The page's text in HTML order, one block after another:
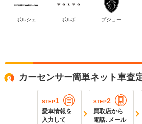
ポルシェ ボルボ プジョー
カーセンサー簡単ネット車査
STEP1
愛車情報を
入力して
STEP2
買取店から
電話､メール